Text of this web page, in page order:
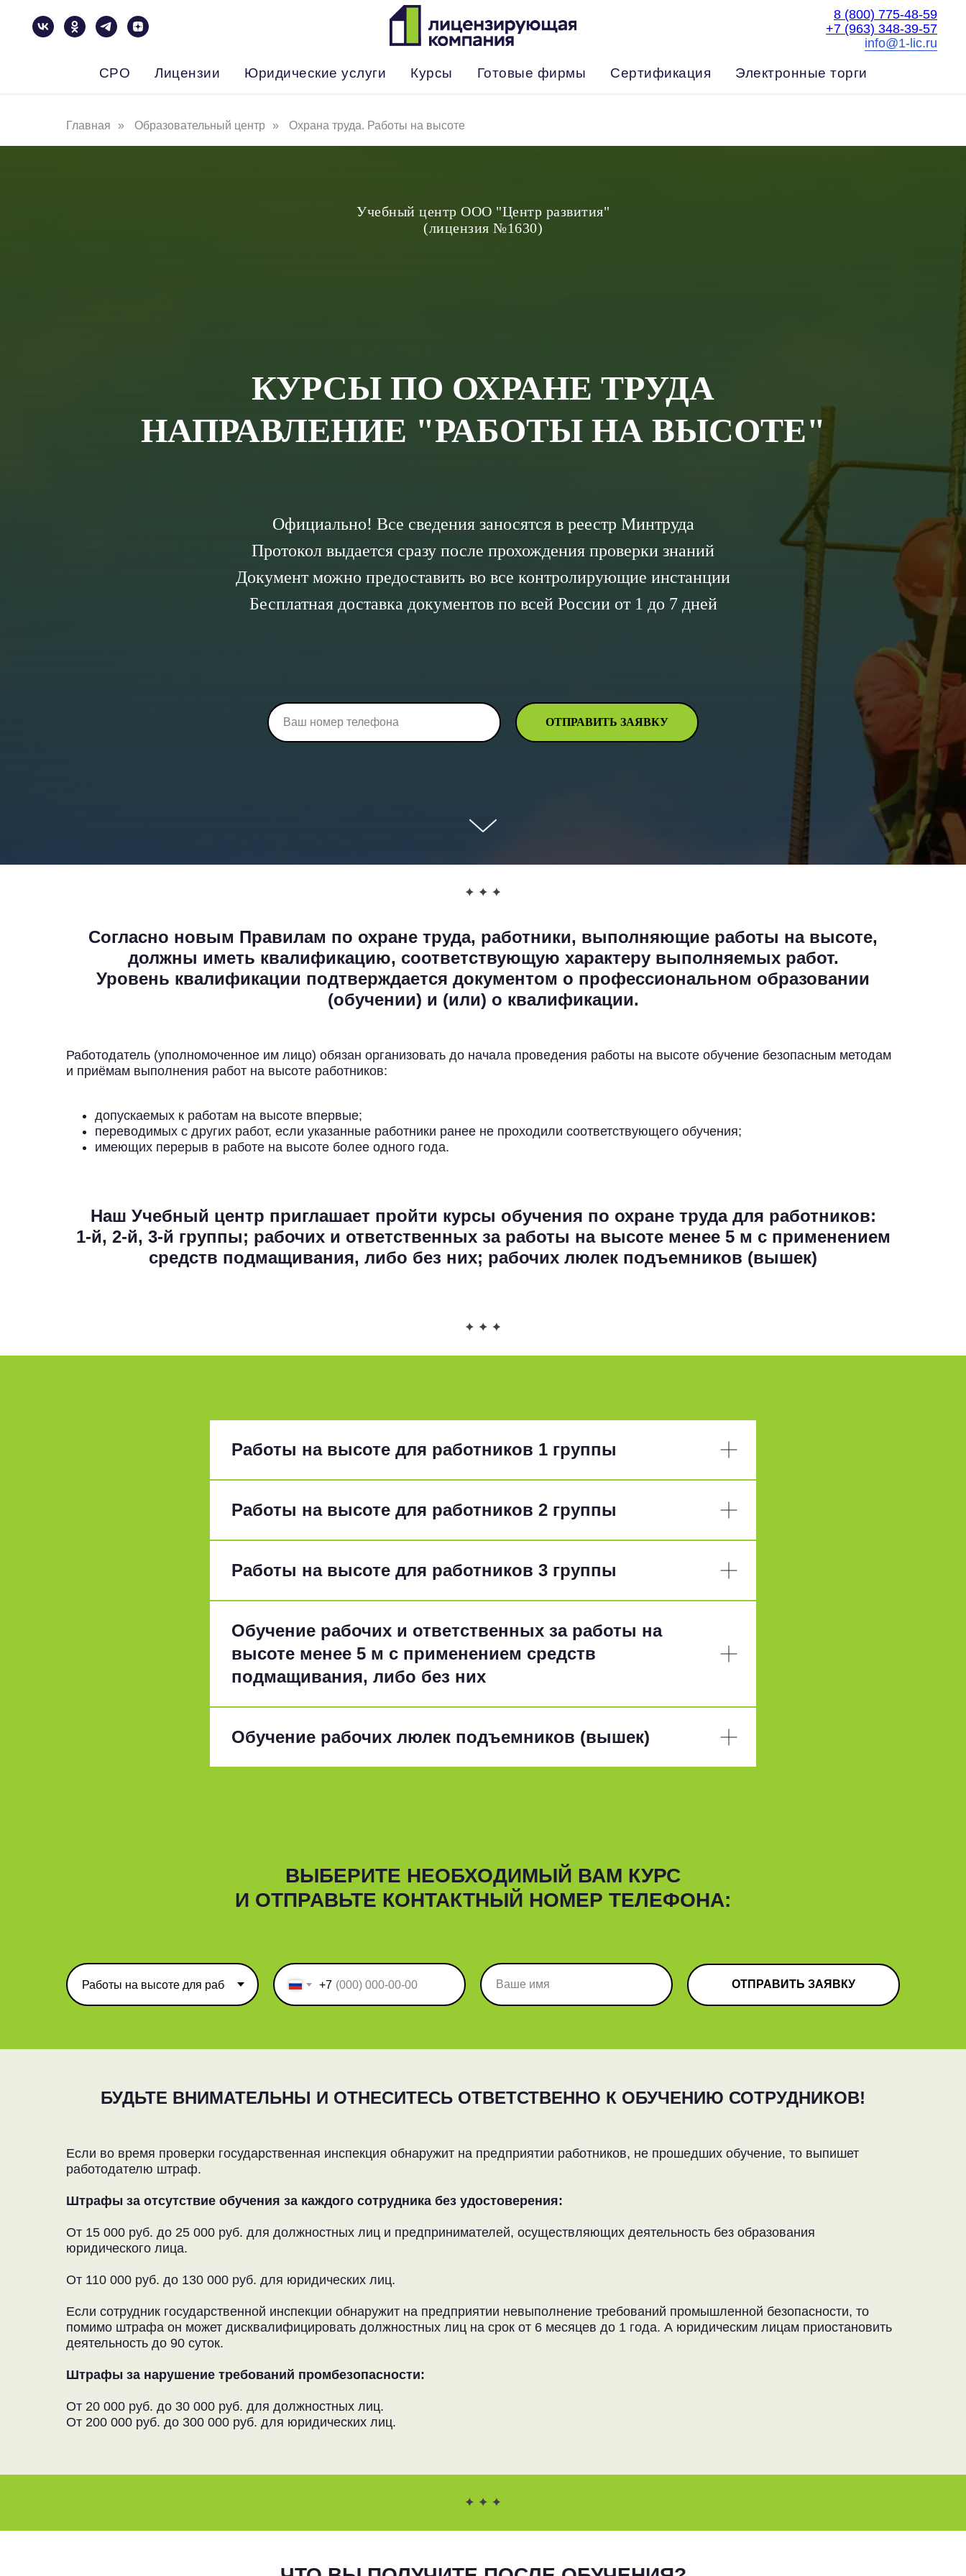
8 (800) 775-48-59
+7 (963) 348-39-57
info@1-lic.ru
СРО Лицензии Юридические услуги Курсы Готовые фирмы Сертификация Электронные торги
Главная » Образовательный центр » Охрана труда. Работы на высоте
Учебный центр ООО "Центр развития"
(лицензия №1630)
КУРСЫ ПО ОХРАНЕ ТРУДА
НАПРАВЛЕНИЕ "РАБОТЫ НА ВЫСОТЕ"
Официально! Все сведения заносятся в реестр Минтруда
Протокол выдается сразу после прохождения проверки знаний
Документ можно предоставить во все контролирующие инстанции
Бесплатная доставка документов по всей России от 1 до 7 дней
ОТПРАВИТЬ ЗАЯВКУ
Согласно новым Правилам по охране труда, работники, выполняющие работы на высоте,
должны иметь квалификацию, соответствующую характеру выполняемых работ.
Уровень квалификации подтверждается документом о профессиональном образовании
(обучении) и (или) о квалификации.
Работодатель (уполномоченное им лицо) обязан организовать до начала проведения работы на высоте обучение безопасным методам
и приёмам выполнения работ на высоте работников:
допускаемых к работам на высоте впервые;
переводимых с других работ, если указанные работники ранее не проходили соответствующего обучения;
имеющих перерыв в работе на высоте более одного года.
Наш Учебный центр приглашает пройти курсы обучения по охране труда для работников:
1-й, 2-й, 3-й группы; рабочих и ответственных за работы на высоте менее 5 м с применением
средств подмащивания, либо без них; рабочих люлек подъемников (вышек)
Работы на высоте для работников 1 группы
Работы на высоте для работников 2 группы
Работы на высоте для работников 3 группы
Обучение рабочих и ответственных за работы на
высоте менее 5 м с применением средств
подмащивания, либо без них
Обучение рабочих люлек подъемников (вышек)
ВЫБЕРИТЕ НЕОБХОДИМЫЙ ВАМ КУРС
И ОТПРАВЬТЕ КОНТАКТНЫЙ НОМЕР ТЕЛЕФОНА:
+7 ОТПРАВИТЬ ЗАЯВКУ
БУДЬТЕ ВНИМАТЕЛЬНЫ И ОТНЕСИТЕСЬ ОТВЕТСТВЕННО К ОБУЧЕНИЮ СОТРУДНИКОВ!
Если во время проверки государственная инспекция обнаружит на предприятии работников, не прошедших обучение, то выпишет
работодателю штраф.
Штрафы за отсутствие обучения за каждого сотрудника без удостоверения:
От 15 000 руб. до 25 000 руб. для должностных лиц и предпринимателей, осуществляющих деятельность без образования
юридического лица.
От 110 000 руб. до 130 000 руб. для юридических лиц.
Если сотрудник государственной инспекции обнаружит на предприятии невыполнение требований промышленной безопасности, то
помимо штрафа он может дисквалифицировать должностных лиц на срок от 6 месяцев до 1 года. А юридическим лицам приостановить
деятельность до 90 суток.
Штрафы за нарушение требований промбезопасности:
От 20 000 руб. до 30 000 руб. для должностных лиц.
От 200 000 руб. до 300 000 руб. для юридических лиц.